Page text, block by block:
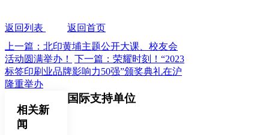
返回列表
返回首页
上一篇：北印黄埔主题公开大课、校友会
活动圆满举办！
下一篇：荣耀时刻！“2023
标签印刷业品牌影响力50强”颁奖典礼在沪
隆重举办
相关新
闻
国际支持单位